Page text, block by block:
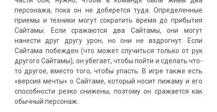
персонажа, пока он не доберется туда. Определенные
приемы и техники могут сократить время до прибытия
Сайтамы. Если сражаются два Сайтамы, они могут
нанести друг другу урон, но они не вздрогнут. Если
Сайтама побежден (что может случиться только от рук
другого Сайтамы), он убегает, чтобы пойти и сделать что-
то другое, вместо того, чтобы упасть. В игре также есть
«версия мечты» о Сайтаме, который носит пижаму и его
способности резко снижены, поэтому он сражается как
обычный персонаж.